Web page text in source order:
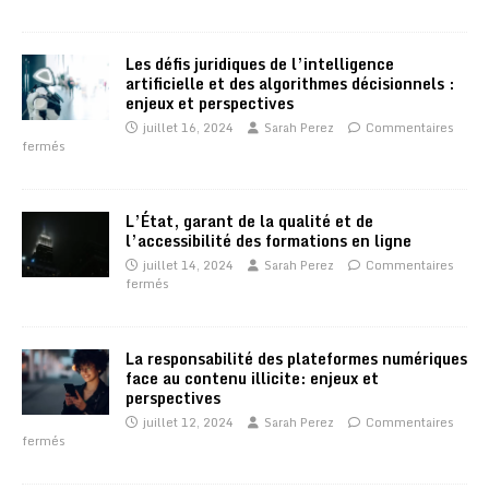
Les défis juridiques de l’intelligence
artificielle et des algorithmes décisionnels :
enjeux et perspectives
juillet 16, 2024 Sarah Perez
Commentaires
fermés
L’État, garant de la qualité et de
l’accessibilité des formations en ligne
juillet 14, 2024 Sarah Perez
Commentaires
fermés
La responsabilité des plateformes numériques
face au contenu illicite: enjeux et
perspectives
juillet 12, 2024 Sarah Perez
Commentaires
fermés